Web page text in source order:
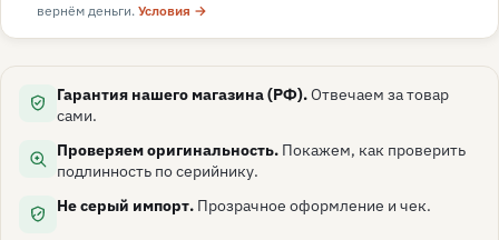
вернём деньги. Условия →
Гарантия нашего магазина (РФ).Отвечаем за товар
сами.
Проверяем оригинальность. Покажем, как проверить
подлинность по серийнику.
Не серый импорт. Прозрачное оформление и чек.